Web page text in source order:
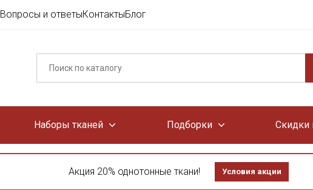
Вопросы и ответыКонтактыБлог
Наборы тканей Подборки Скидки
Акция 20% однотонные ткани! Условия акции